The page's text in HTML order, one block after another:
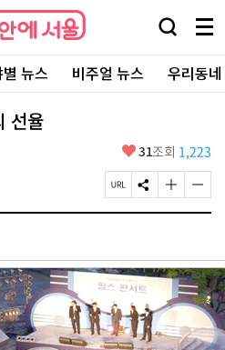
검
창
열
기
메
뉴
전
체
보
뉴스 비주얼 뉴스 우리동
선율
좋
요
31조회 1,223
페
이
L
복
사
S
N
하
기
글
자
게
변
경
하
기
글
자
게
변
경
하
기